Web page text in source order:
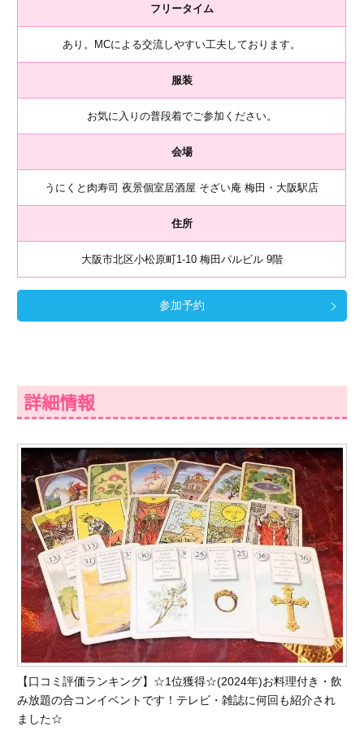
フリータイム
あり。MCによる交流しやすい工夫しております。
服装
お気に入りの普段着でご参加ください。
会場
うにくと肉寿司 夜景個室居酒屋 そざい庵 梅田・大阪駅店
住所
大阪市北区小松原町1-10 梅田パルビル 9階
参加予約
詳細情報
【口コミ評価ランキング】☆1位獲得☆(2024年)お料理付き・飲
み放題の合コンイベントです！テレビ・雑誌に何回も紹介され
ました☆